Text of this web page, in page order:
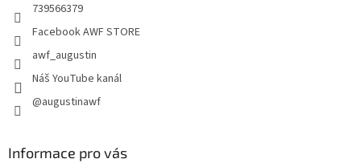
739566379
Facebook AWF STORE
awf_augustin
Náš YouTube kanál
@augustinawf
Informace pro vás